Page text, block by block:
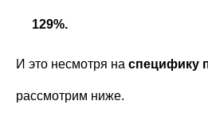
129%.
И это несмотря на специфику
рассмотрим ниже.